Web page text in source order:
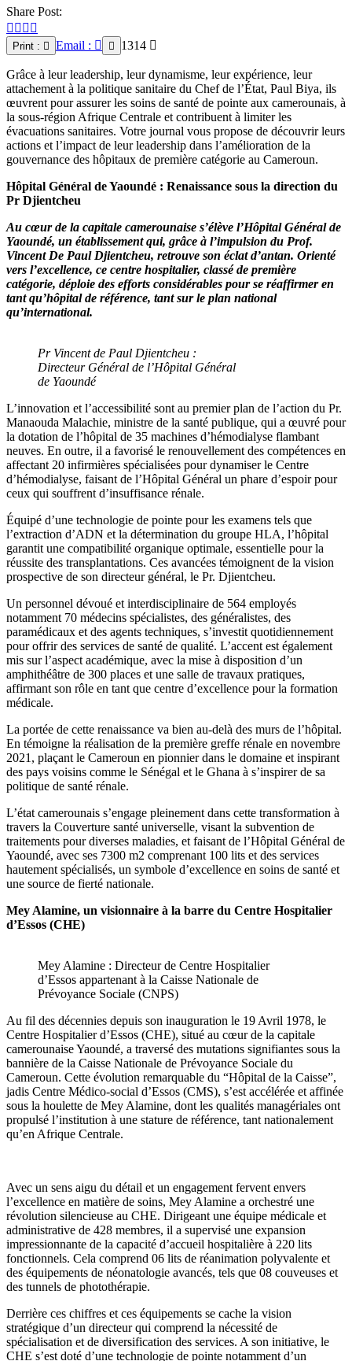
Share Post:
Print : Email : 1314
Grâce à leur leadership, leur dynamisme, leur expérience, leur
attachement à la politique sanitaire du Chef de l’État, Paul Biya, ils
œuvrent pour assurer les soins de santé de pointe aux camerounais, à
la sous-région Afrique Centrale et contribuent à limiter les
évacuations sanitaires. Votre journal vous propose de découvrir leurs
actions et l’impact de leur leadership dans l’amélioration de la
gouvernance des hôpitaux de première catégorie au Cameroun.
Hôpital Général de Yaoundé : Renaissance sous la direction du
Pr Djientcheu
Au cœur de la capitale camerounaise s’élève l’Hôpital Général de
Yaoundé, un établissement qui, grâce à l’impulsion du Prof.
Vincent De Paul Djientcheu, retrouve son éclat d’antan. Orienté
vers l’excellence, ce centre hospitalier, classé de première
catégorie, déploie des efforts considérables pour se réaffirmer en
tant qu’hôpital de référence, tant sur le plan national
qu’international.
Pr Vincent de Paul Djientcheu :
Directeur Général de l’Hôpital Général
de Yaoundé
L’innovation et l’accessibilité sont au premier plan de l’action du Pr.
Manaouda Malachie, ministre de la santé publique, qui a œuvré pour
la dotation de l’hôpital de 35 machines d’hémodialyse flambant
neuves. En outre, il a favorisé le renouvellement des compétences en
affectant 20 infirmières spécialisées pour dynamiser le Centre
d’hémodialyse, faisant de l’Hôpital Général un phare d’espoir pour
ceux qui souffrent d’insuffisance rénale.
Équipé d’une technologie de pointe pour les examens tels que
l’extraction d’ADN et la détermination du groupe HLA, l’hôpital
garantit une compatibilité organique optimale, essentielle pour la
réussite des transplantations. Ces avancées témoignent de la vision
prospective de son directeur général, le Pr. Djientcheu.
Un personnel dévoué et interdisciplinaire de 564 employés
notamment 70 médecins spécialistes, des généralistes, des
paramédicaux et des agents techniques, s’investit quotidiennement
pour offrir des services de santé de qualité. L’accent est également
mis sur l’aspect académique, avec la mise à disposition d’un
amphithéâtre de 300 places et une salle de travaux pratiques,
affirmant son rôle en tant que centre d’excellence pour la formation
médicale.
La portée de cette renaissance va bien au-delà des murs de l’hôpital.
En témoigne la réalisation de la première greffe rénale en novembre
2021, plaçant le Cameroun en pionnier dans le domaine et inspirant
des pays voisins comme le Sénégal et le Ghana à s’inspirer de sa
politique de santé rénale.
L’état camerounais s’engage pleinement dans cette transformation à
travers la Couverture santé universelle, visant la subvention de
traitements pour diverses maladies, et faisant de l’Hôpital Général de
Yaoundé, avec ses 7300 m2 comprenant 100 lits et des services
hautement spécialisés, un symbole d’excellence en soins de santé et
une source de fierté nationale.
Mey Alamine, un visionnaire à la barre du Centre Hospitalier
d’Essos (CHE)
Mey Alamine : Directeur de Centre Hospitalier
d’Essos appartenant à la Caisse Nationale de
Prévoyance Sociale (CNPS)
Au fil des décennies depuis son inauguration le 19 Avril 1978, le
Centre Hospitalier d’Essos (CHE), situé au cœur de la capitale
camerounaise Yaoundé, a traversé des mutations signifiantes sous la
bannière de la Caisse Nationale de Prévoyance Sociale du
Cameroun. Cette évolution remarquable du “Hôpital de la Caisse”,
jadis Centre Médico-social d’Essos (CMS), s’est accélérée et affinée
sous la houlette de Mey Alamine, dont les qualités managériales ont
propulsé l’institution à une stature de référence, tant nationalement
qu’en Afrique Centrale.
Avec un sens aigu du détail et un engagement fervent envers
l’excellence en matière de soins, Mey Alamine a orchestré une
révolution silencieuse au CHE. Dirigeant une équipe médicale et
administrative de 428 membres, il a supervisé une expansion
impressionnante de la capacité d’accueil hospitalière à 220 lits
fonctionnels. Cela comprend 06 lits de réanimation polyvalente et
des équipements de néonatologie avancés, tels que 08 couveuses et
des tunnels de photothérapie.
Derrière ces chiffres et ces équipements se cache la vision
stratégique d’un directeur qui comprend la nécessité de
spécialisation et de diversification des services. A son initiative, le
CHE s’est doté d’une technologie de pointe notamment d’un